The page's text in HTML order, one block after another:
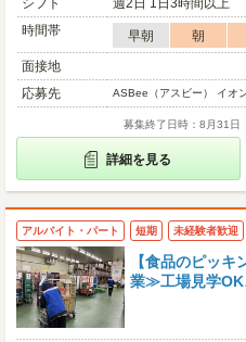
シフト
週2日 1日3時間以上
時間帯
早朝 朝
面接地
応募先
ASBee（アスビー） イオ
募集終了日時：8月31日
詳細を見る
アルバイト・パート 短期 未経験者歓迎
【食品のピッ
業≫工場見学